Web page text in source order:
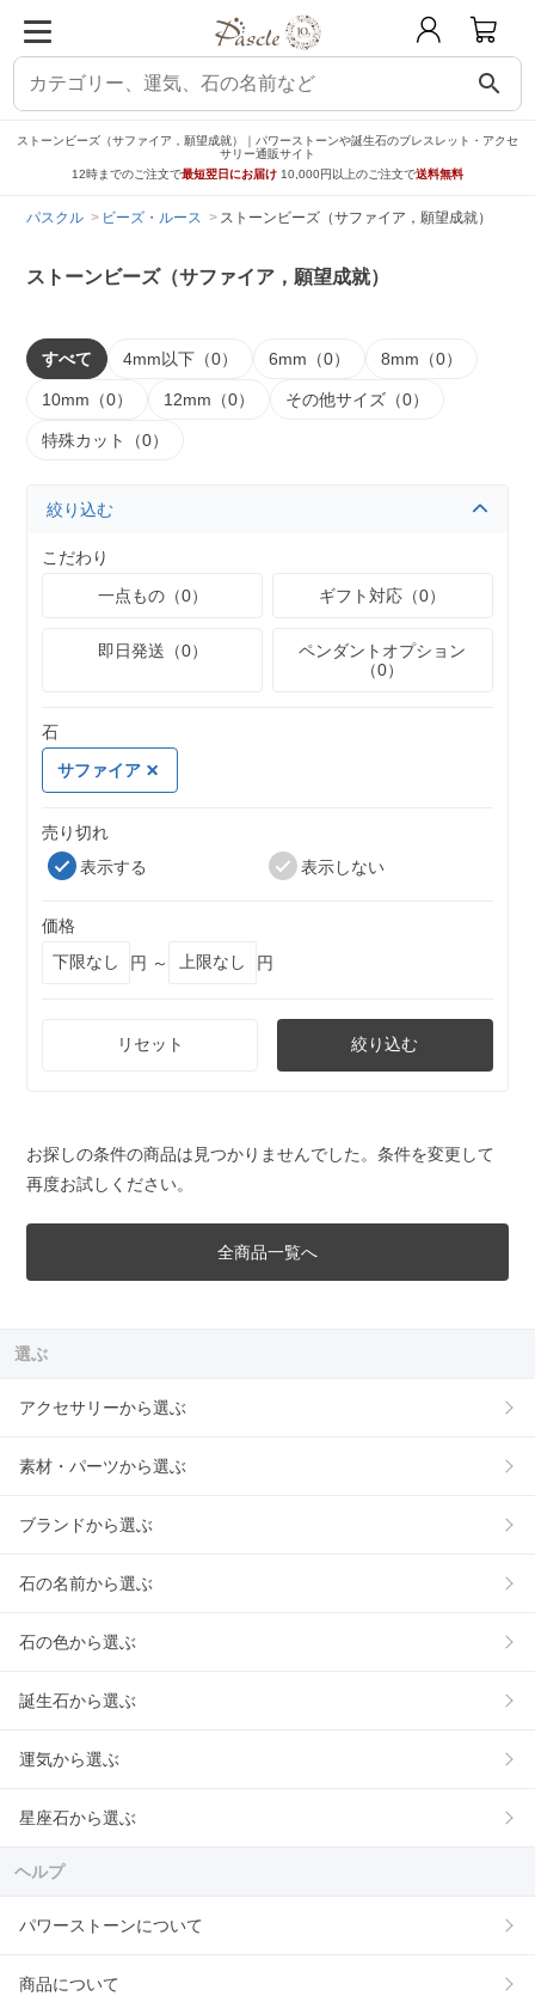
search
ストーンビーズ（サファイア，願望成就）｜パワーストーンや誕生石のブレスレット・アクセ
サリー通販サイト
12時までのご注文で最短翌日にお届け 10,000円以上のご注文で送料無料
パスクル ビーズ・ルース ストーンビーズ（サファイア，願望成就）
ストーンビーズ（サファイア，願望成就）
すべて 4mm以下（0） 6mm（0） 8mm（0）
10mm（0） 12mm（0） その他サイズ（0）
特殊カット（0）
絞り込む
こだわり
一点もの（0）
ギフト対応（0）
即日発送（0）
ペンダントオプション
（0）
石
サファイア
売り切れ
表示する
表示しない
価格
円 ～
円
リセット 絞り込む
お探しの条件の商品は見つかりませんでした。条件を変更して
再度お試しください。
全商品一覧へ
選ぶ
アクセサリーから選ぶ
素材・パーツから選ぶ
ブランドから選ぶ
石の名前から選ぶ
石の色から選ぶ
誕生石から選ぶ
運気から選ぶ
星座石から選ぶ
ヘルプ
パワーストーンについて
商品について